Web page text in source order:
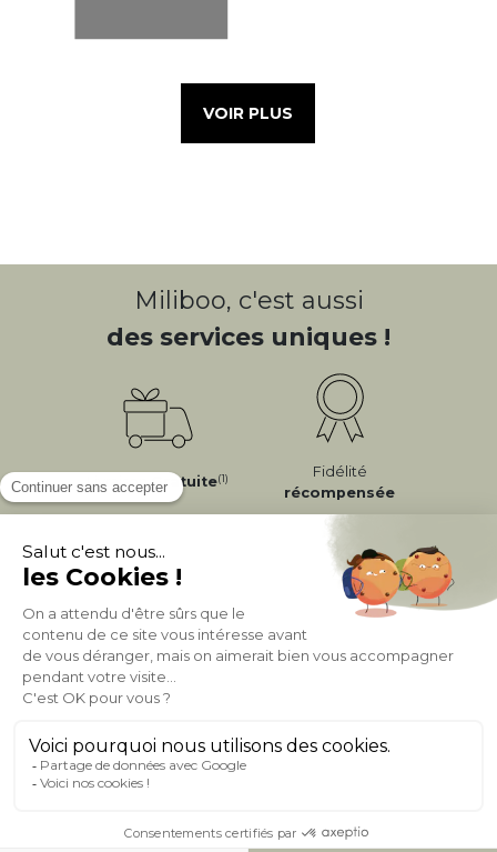
VOIR PLUS
Miliboo, c'est aussi
des services uniques !
LivraisonGratuite(1)
Fidélité
récompensée
Expéditionen
24/72h
Appel gratuit
0 20 88 04 14
À PROPOS DE MILIBOO